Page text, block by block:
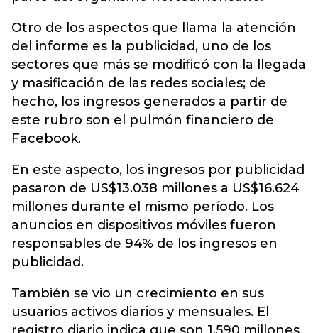
Otro de los aspectos que llama la atención
del informe es la publicidad, uno de los
sectores que más se modificó con la llegada
y masificación de las redes sociales; de
hecho, los ingresos generados a partir de
este rubro son el pulmón financiero de
Facebook.
En este aspecto, los ingresos por publicidad
pasaron de US$13.038 millones a US$16.624
millones durante el mismo período. Los
anuncios en dispositivos móviles fueron
responsables de 94% de los ingresos en
publicidad.
También se vio un crecimiento en sus
usuarios activos diarios y mensuales. El